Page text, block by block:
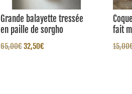
Grande balayette tressée
en paille de sorgho
65,00€Le
32,50€
fait
15,00